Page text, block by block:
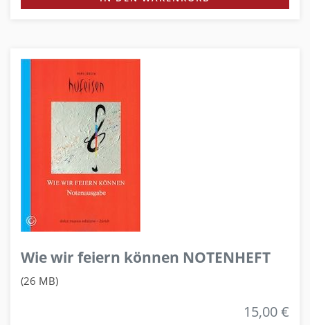
Wie wir feiern können NOTENHEFT
(26 MB)
15,00 €